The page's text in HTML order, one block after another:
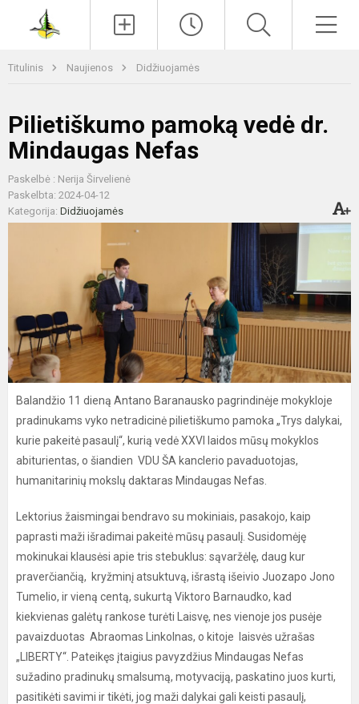
Titulinis Naujienos Didžiuojamės
Pilietiškumo pamoką vedė dr.
Mindaugas Nefas
Paskelbė : Nerija Širvelienė
Paskelbta: 2024-04-12
Kategorija: Didžiuojamės
Balandžio 11 dieną Antano Baranausko pagrindinėje mokykloje
pradinukams vyko netradicinė pilietiškumo pamoka „Trys dalykai,
kurie pakeitė pasaulį“, kurią vedė XXVI laidos mūsų mokyklos
abiturientas, o šiandien VDU ŠA kanclerio pavaduotojas,
humanitarinių mokslų daktaras Mindaugas Nefas.
Lektorius žaismingai bendravo su mokiniais, pasakojo, kaip
paprasti maži išradimai pakeitė mūsų pasaulį. Susidomėję
mokinukai klausėsi apie tris stebuklus: sąvaržėlę, daug kur
praverčiančią, kryžminį atsuktuvą, išrastą išeivio Juozapo Jono
Tumelio, ir vieną centą, sukurtą Viktoro Barnaudko, kad
kiekvienas galėtų rankose turėti Laisvę, nes vienoje jos pusėje
pavaizduotas Abraomas Linkolnas, o kitoje laisvės užrašas
„LIBERTY“. Pateikęs įtaigius pavyzdžius Mindaugas Nefas
sužadino pradinukų smalsumą, motyvaciją, paskatino juos kurti,
pasitikėti savimi ir tikėti, jog maži dalykai gali keisti pasaulį,